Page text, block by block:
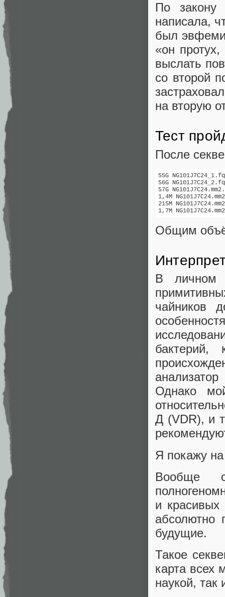
По закону
написала,
был
«он
выслать
со второй
на вторую
Тест
После
55G
56G
57G
1,4M
215M
Общим
В личном
чайников
Однако
Д (VDR), и
Я покажу на
Вообще
и
абсолютно
будущие.
Такое
карта всех
наукой, так